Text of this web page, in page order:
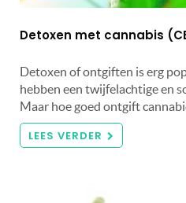
Detoxen met cannabis
Detoxen of ontgiften is erg
hebben een twijfelachtige en
Maar hoe goed ontgift
LEES VERDER